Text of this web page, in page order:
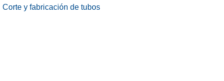
Corte y fabricación de tubos